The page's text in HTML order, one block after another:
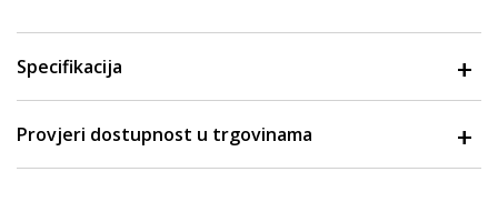
Specifikacija
Provjeri dostupnost u trgovinama